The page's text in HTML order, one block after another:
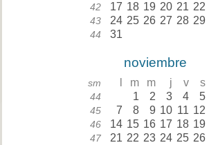
42 17 18 19 20 21 22
43 24 25 26 27 28 29
44 31
noviembre
sm m m j v s
44 1 2 3 4 5
45 7 8 9 10 11 12
46 14 15 16 17 18 19
47 21 22 23 24 25 26